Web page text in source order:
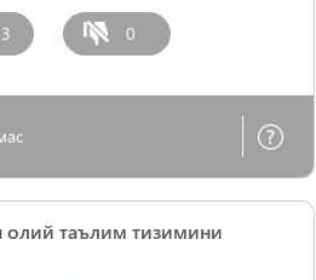
0
олий таълим тизимини